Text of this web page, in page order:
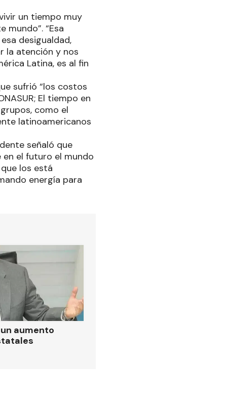
un tiempo muy
mundo”. “Esa
desigualdad,
la atención y nos
Latina, es al fin
sufrió “los costos
El tiempo en
como el
latinoamericanos
señaló que
el futuro el mundo
los está
energía para
aumento